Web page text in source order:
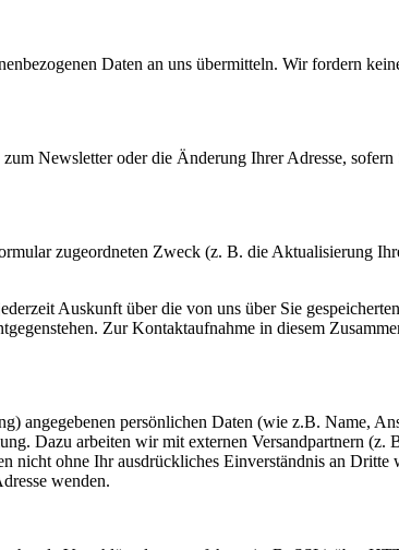
Daten an uns übermitteln. Wir fordern
Newsletter oder die Änderung Ihrer Adresse,
zugeordneten Zweck (z. B. die Aktualisierung
Auskunft über die von uns über Sie
Zur Kontaktaufnahme in diesem
angegebenen persönlichen Daten (wie z.B. Name,
Dazu arbeiten wir mit externen Versandpartnern (z.
ohne Ihr ausdrückliches Einverständnis an Dritte
wenden.